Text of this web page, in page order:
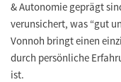
& Autonomie geprägt
verunsichert, was “gut
Vonnoh bringt einen
durch persönliche
ist.